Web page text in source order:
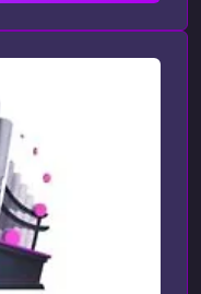
базового
осознанному и
как